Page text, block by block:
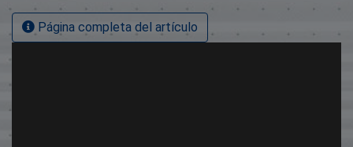
Página completa del artículo